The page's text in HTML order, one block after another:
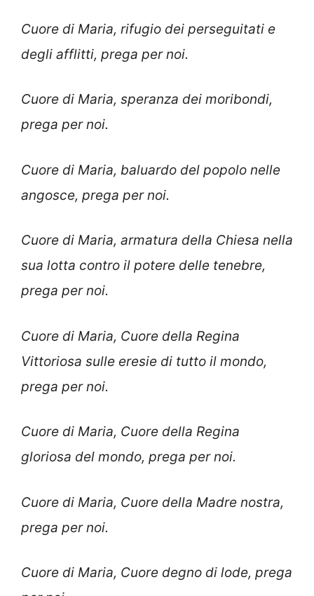
Cuore di Maria, rifugio dei perseguitati e
degli afflitti, prega per noi.
Cuore di Maria, speranza dei moribondi,
prega per noi.
Cuore di Maria, baluardo del popolo nelle
angosce, prega per noi.
Cuore di Maria, armatura della Chiesa nella
sua lotta contro il potere delle tenebre,
prega per noi.
Cuore di Maria, Cuore della Regina
Vittoriosa sulle eresie di tutto il mondo,
prega per noi.
Cuore di Maria, Cuore della Regina
gloriosa del mondo, prega per noi.
Cuore di Maria, Cuore della Madre nostra,
prega per noi.
Cuore di Maria, Cuore degno di lode, prega